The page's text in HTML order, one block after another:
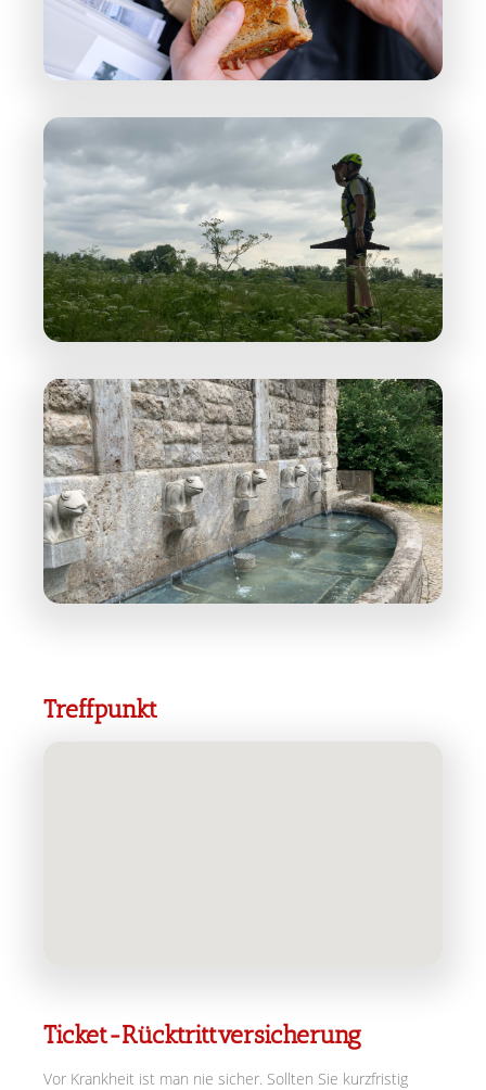
Treffpunkt
Ticket-Rücktrittversicherung
Vor Krankheit ist man nie sicher. Sollten Sie kurzfristig